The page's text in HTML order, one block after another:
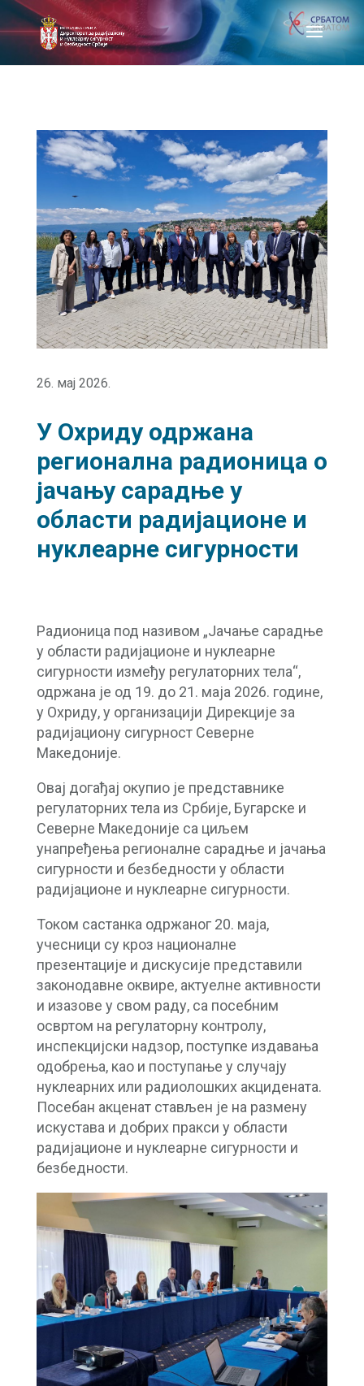
26. мај 2026.
У Охриду одржана
регионална радионица о
јачању сарадње у
области радијационе и
нуклеарне сигурности
Радионица под називом „Јачање сарадње
у области радијационе и нуклеарне
сигурности између регулаторних тела“,
одржана је од 19. до 21. маја 2026. године,
у Охриду, у организацији Дирекције за
радијациону сигурност Северне
Македоније.
Овај догађај окупио је представнике
регулаторних тела из Србије, Бугарске и
Северне Македоније са циљем
унапређења регионалне сарадње и јачања
сигурности и безбедности у области
радијационе и нуклеарне сигурности.
Током састанка одржаног 20. маја,
учесници су кроз националне
презентације и дискусије представили
законодавне оквире, актуелне активности
и изазове у свом раду, са посебним
освртом на регулаторну контролу,
инспекцијски надзор, поступке издавања
одобрења, као и поступање у случају
нуклеарних или радиолошких акцидената.
Посебан акценат стављен је на размену
искустава и добрих пракси у области
радијационе и нуклеарне сигурности и
безбедности.